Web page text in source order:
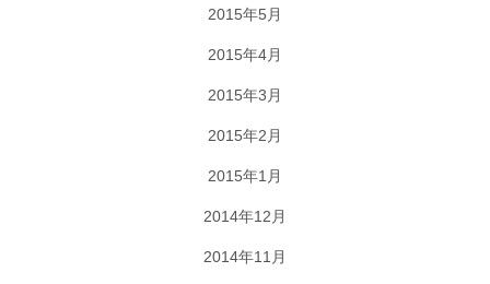
2015年5月
2015年4月
2015年3月
2015年2月
2015年1月
2014年12月
2014年11月